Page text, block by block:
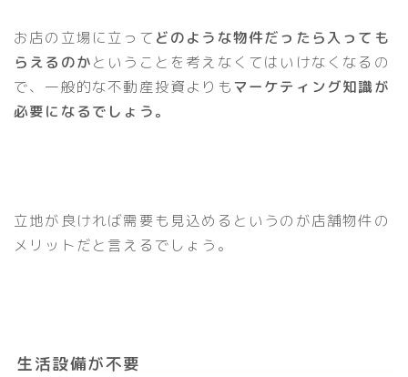
お店の立場に立って どのような物件だったら入っても
らえるのかということを考えなくてはいけなくなるの
で、一般的な不動産投資よりもマーケティング知識が
必要になるでしょう。
立地が良ければ需要も見込めるというのが店舗物件の
メリットだと言えるでしょう。
生活設備が不要